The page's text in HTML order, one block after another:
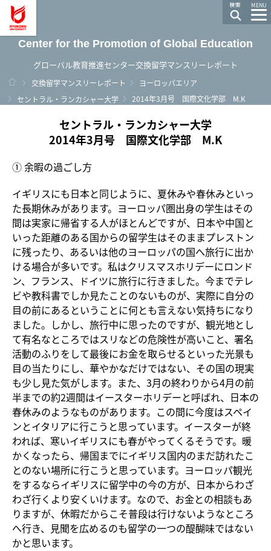
MENU
Center for the Promotion of Global Education
グローバル教育推進センター交換留学マンスリーレポート
ホーム
交換留学マンスリーレポート
ヨーロッパエリア
セントラル・ランカシャー大学
2014年3月号 国際文化学部 M.K
セントラル・ランカシャー大学
2014年3月号 国際文化学部 M.K
① 余暇の過ごし方
イギリスにも日本と同じように、夏休みや春休みといっ
た長期休みがあります。ヨーロッパ圏出身の学生はその
間は実家に帰省する人がほとんどですが、日本や中国と
いった距離のある国からの留学生はそのままプレストン
に残ったり、あるいは他のヨーロッパの国へ旅行に出か
ける場合が多いです。私はクリスマスホリデーにロンド
ン、フランス、ドイツに旅行に行きました。今までテレ
ビや教科書でしか見たことのないものが、実際に自分の
目の前にあるということに何とも言えない気持ちになり
ました。しかし、旅行中に思ったのですが、観光地とし
て有名なところではスリなどの危険性が高いこと、署名
活動のふりをして最後にお金を取らせるといった光景も
目の当たりにし、華やかなだけではない、その国の現実
も少し見た気がします。また、3月の終わりから4月の前
半までの約2週間はイースターホリデーと呼ばれ、日本の
春休みのようなものがあります。この間に今度はスペイ
ンとイタリアに行こうと思っています。イースターが終
われば、寒いイギリスにも春がやってくるそうです。暖
かくなったら、帰国までにイギリス国内のまだ訪れたこ
とのない場所に行こうと思っています。ヨーロッパ観光
をするならイギリスに留学中の今の方が、日本からわざ
わざ行くより安くいけます。なので、お金との相談もあ
りますが、休暇だからこそ普段は行けないようなところ
へ行き、見聞を広めるのも留学の一つの醍醐味ではない
かと思います。